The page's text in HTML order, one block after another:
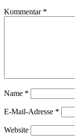
Kommentar *
Name *
E-Mail-Adresse *
Website